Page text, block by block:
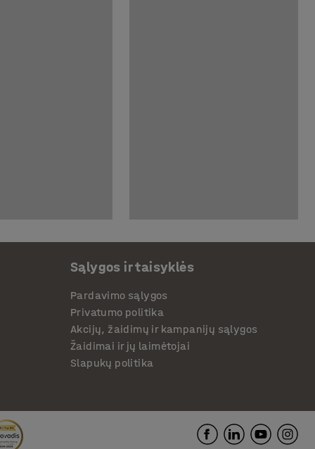
Sąlygos ir taisyklės
Pardavimo sąlygos
Privatumo politika
Akcijų, žaidimų ir kampanijų sąlygos
Žaidimai ir jų laimėtojai
Slapukų politika